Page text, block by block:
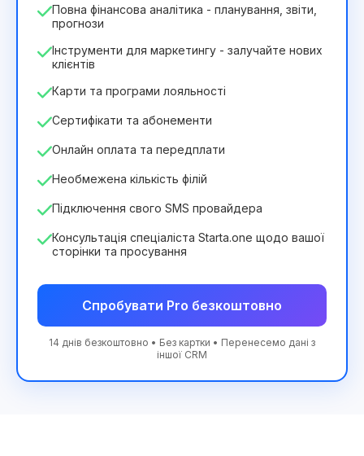
Повна фінансова аналітика - планування, звіти,
прогнози
Інструменти для маркетингу - залучайте нових
клієнтів
Карти та програми лояльності
Сертифікати та абонементи
Онлайн оплата та передплати
Необмежена кількість філій
Підключення свого SMS провайдера
Консультація спеціаліста Starta.one щодо вашої
сторінки та просування
Спробувати Pro безкоштовно
14 днів безкоштовно • Без картки • Перенесемо дані з
іншої CRM